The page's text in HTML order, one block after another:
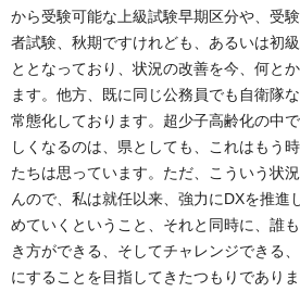
から受験可能な上級試験早期区分や、受
者試験、秋期ですけれども、あるいは初
ととなっており、状況の改善を今、何と
ます。他方、既に同じ公務員でも自衛隊
常態化しております。超少子高齢化の中
しくなるのは、県としても、これはもう
たちは思っています。ただ、こういう状
んので、私は就任以来、強力にDXを推進
めていくということ、それと同時に、誰
き方ができる、そしてチャレンジできる
にすることを目指してきたつもりであり